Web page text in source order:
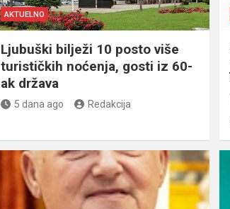
AKTUELNO
Ljubuški bilježi 10 posto više
turističkih noćenja, gosti iz 60-
ak država
5 dana ago Redakcija